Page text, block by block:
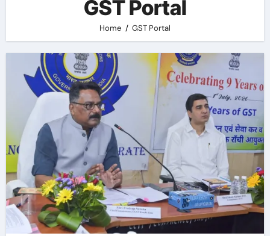
GST Portal
Home GST Portal